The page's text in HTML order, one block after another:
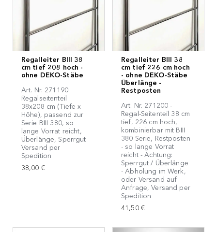
Regalleiter BIII 38
cm tief 208 hoch -
ohne DEKO-Stäbe
Art. Nr. 271190
Regalseitenteil
38x208 cm (Tiefe x
Höhe), passend zur
Serie BIII 380, so
lange Vorrat reicht,
Überlänge, Sperrgut
Versand per
Spedition
38,00 €
Regalleiter BIII 38
cm tief 226 cm hoch
- ohne DEKO-Stäbe
Überlänge -
Restposten
Art. Nr. 271200 -
Regal-Seitenteil 38 cm
tief, 226 cm hoch,
kombinierbar mit BIII
380 Serie, Restposten
- so lange Vorrat
reicht - Achtung:
Sperrgut / Überlänge
- Abholung im Werk,
oder Versand auf
Anfrage, Versand per
Spedition
41,50 €